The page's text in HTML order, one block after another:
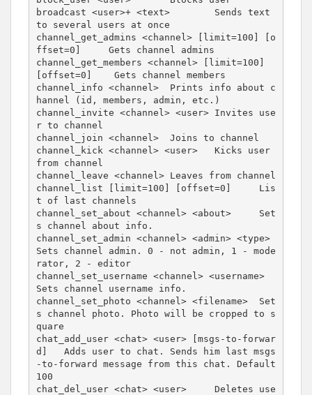
broadcast <user>+ <text>        Sends text
to several users at once
channel_get_admins <channel> [limit=100] [o
ffset=0]     Gets channel admins
channel_get_members <channel> [limit=100]
[offset=0]    Gets channel members
channel_info <channel>  Prints info about c
hannel (id, members, admin, etc.)
channel_invite <channel> <user> Invites use
r to channel
channel_join <channel>  Joins to channel
channel_kick <channel> <user>   Kicks user
from channel
channel_leave <channel> Leaves from channel
channel_list [limit=100] [offset=0]     Lis
t of last channels
channel_set_about <channel> <about>     Set
s channel about info.
channel_set_admin <channel> <admin> <type>
Sets channel admin. 0 - not admin, 1 - mode
rator, 2 - editor
channel_set_username <channel> <username>
Sets channel username info.
channel_set_photo <channel> <filename>  Set
s channel photo. Photo will be cropped to s
quare
chat_add_user <chat> <user> [msgs-to-forwar
d]   Adds user to chat. Sends him last msgs
-to-forward message from this chat. Default
100
chat_del_user <chat> <user>     Deletes use